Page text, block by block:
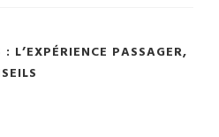
L’EXPÉRIENCE PASSAGER,